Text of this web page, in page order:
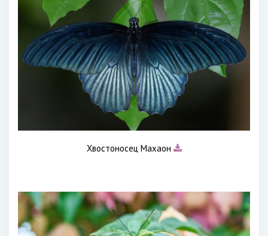
Хвостоносец Махаон